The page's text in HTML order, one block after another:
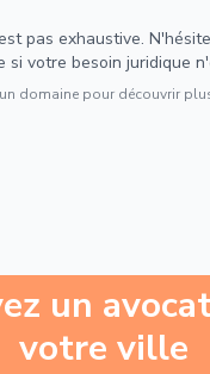
pas exhaustive.
si votre besoin juridique
domaine pour découvrir
un
votre ville